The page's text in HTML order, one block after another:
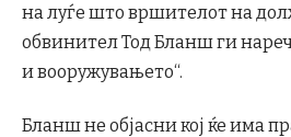
на луѓе што вршителот на
обвинител Тод Бланш ги
и вооружувањето“.
Бланш не објасни кој ќе има